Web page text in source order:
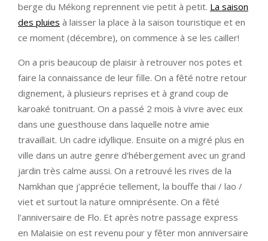
berge du Mékong reprennent vie petit à petit. La saison
des pluies à laisser la place à la saison touristique et en
ce moment (décembre), on commence à se les cailler!
On a pris beaucoup de plaisir à retrouver nos potes et
faire la connaissance de leur fille. On a fêté notre retour
dignement, à plusieurs reprises et à grand coup de
karoaké tonitruant. On a passé 2 mois à vivre avec eux
dans une guesthouse dans laquelle notre amie
travaillait. Un cadre idyllique. Ensuite on a migré plus en
ville dans un autre genre d'hébergement avec un grand
jardin très calme aussi. On a retrouvé les rives de la
Namkhan que j'apprécie tellement, la bouffe thai / lao /
viet et surtout la nature omniprésente. On a fêté
l'anniversaire de Flo. Et après notre passage express
en Malaisie on est revenu pour y fêter mon anniversaire